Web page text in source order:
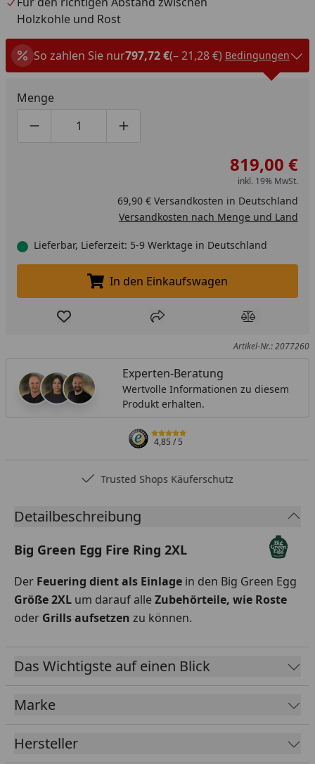
Holzkohle und Rost
So zahlen Sie nur797,72 €(– 21,28 €) Bedingungen
Menge
Produktmenge um eins verringern
Produktmenge manuell eingeben
Produktmenge um eins erhöhen
819,00 €
inkl. 19% MwSt.
69,90 € Versandkosten in Deutschland
Versandkosten nach Menge und Land
Lieferbar, Lieferzeit: 5-9 Werktage in Deutschland
In den Einkaufswagen legen
In den Einkaufswagen
Produkt zur Wunschliste hinzufügen
Teilen Produkt
Artikel-Nr.: 2077260
Experten-Beratung
Wertvolle Informationen zu diesem
Produkt erhalten.
4,85/ 5
Trusted Shops Käuferschutz
Detailbeschreibung
Big Green Egg Fire Ring 2XL
Der Feuering dient als Einlage in den Big Green Egg
Größe 2XL um darauf alleZubehörteile, wie Roste
oder Grills aufsetzen zu können.
Das Wichtigste auf einen Blick
Marke
Hersteller